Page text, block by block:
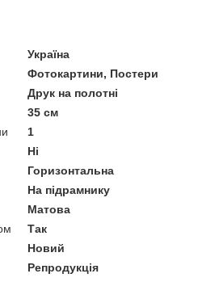
Україна
Фотокартини, Постери
Друк на полотні
35 см
1
Ні
Горизонтальна
На підрамнику
Матова
Так
Новий
Репродукція